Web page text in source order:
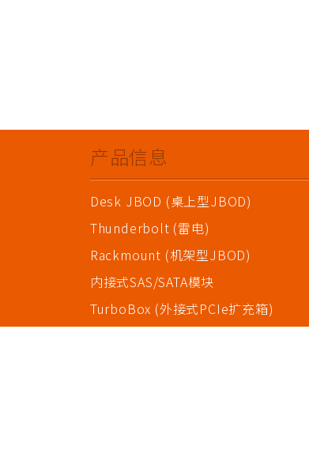
产品信息
Desk JBOD (桌上型JBOD)
Thunderbolt (雷电)
Rackmount (机架型JBOD)
内接式SAS/SATA模块
TurboBox (外接式PCIe扩充箱)